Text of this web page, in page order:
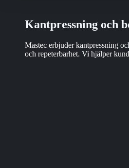
Kantpressning och
Mastec erbjuder kantpressning
och repeterbarhet. Vi hjälper